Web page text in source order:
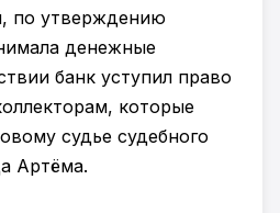
по утверждению
денежные
банк уступил право
которые
судье судебного
Артёма.